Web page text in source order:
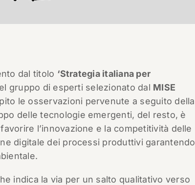
dal titolo ‘Strategia italiana per
gruppo di esperti selezionato dal MISE
le osservazioni pervenute a seguito della
delle tecnologie emergenti, del resto, è
l’innovazione e la competitività delle
digitale dei processi produttivi garantendo
indica la via per un salto qualitativo verso